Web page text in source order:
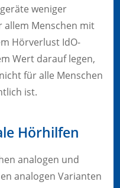
weniger
allem Menschen mit
Hörverlust IdO-
Wert darauf legen,
für alle Menschen
ist.
Hörhilfen
analogen und
analogen Varianten